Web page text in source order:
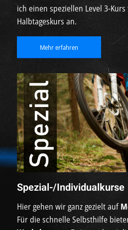
ich einen speziellen Level 3-
Halbtageskurs an.
Mehr erfahren
Spezial-/Individualkurse
Hier gehen wir ganz gezielt auf
Für die schnelle Selbsthilfe